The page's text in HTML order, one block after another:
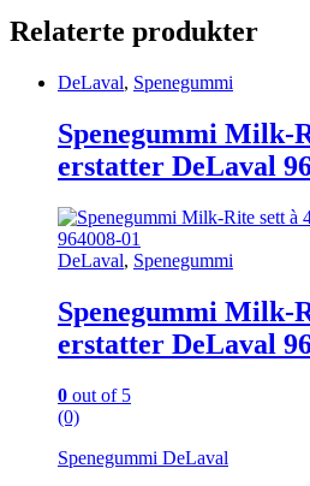
Relaterte produkter
DeLaval, Spenegummi
Spenegummi Milk-
erstatter DeLaval
DeLaval, Spenegummi
Spenegummi Milk-
erstatter DeLaval
0 out of 5
(0)
Spenegummi DeLaval